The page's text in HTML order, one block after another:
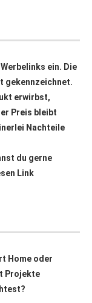
ein. Die
gekennzeichnet.
erwirbst,
Preis bleibt
Nachteile
du gerne
Link
Home oder
Projekte